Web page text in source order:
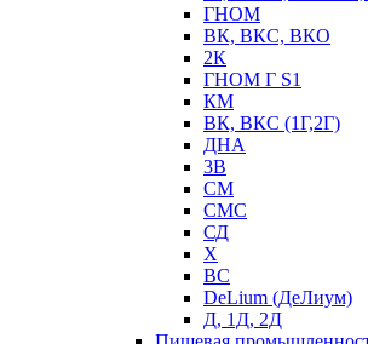
ГНОМ
ВК, ВКС, ВКО
2К
ГНОМ Г S1
КМ
ВК, ВКС (1Г,2Г)
ДНА
3В
СМ
СМС
СД
Х
ВС
DeLium (ДеЛиум)
Д, 1Д, 2Д